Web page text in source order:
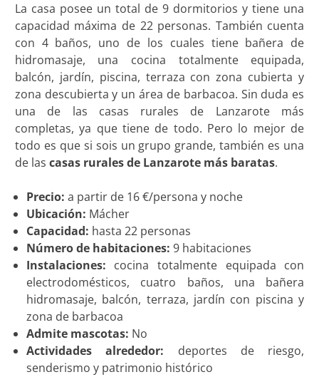
La casa posee un total de 9 dormitorios y tiene una
capacidad máxima de 22 personas. También cuenta
con 4 baños, uno de los cuales tiene bañera de
hidromasaje, una cocina totalmente equipada,
balcón, jardín, piscina, terraza con zona cubierta y
zona descubierta y un área de barbacoa. Sin duda es
una de las casas rurales de Lanzarote más
completas, ya que tiene de todo. Pero lo mejor de
todo es que si sois un grupo grande, también es una
de las casas rurales de Lanzarote más baratas.
Precio: a partir de 16 €/persona y noche
Ubicación: Mácher
Capacidad: hasta 22 personas
Número de habitaciones: 9 habitaciones
Instalaciones: cocina totalmente equipada con
electrodomésticos, cuatro baños, una bañera
hidromasaje, balcón, terraza, jardín con piscina y
zona de barbacoa
Admite mascotas: No
Actividades alrededor: deportes de riesgo,
senderismo y patrimonio histórico